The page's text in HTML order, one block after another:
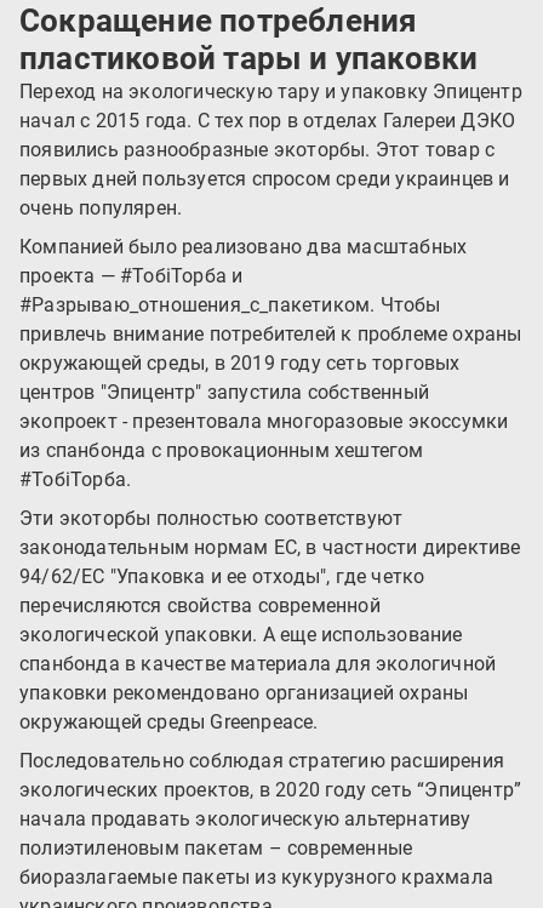
Сокращение потребления
пластиковой тары и упаковки
Переход на экологическую тару и упаковку Эпицентр
начал с 2015 года. С тех пор в отделах Галереи ДЭКО
появились разнообразные экоторбы. Этот товар с
первых дней пользуется спросом среди украинцев и
очень популярен.
Компанией было реализовано два масштабных
проекта — #ТобіТорба и
#Разрываю_отношения_с_пакетиком. Чтобы
привлечь внимание потребителей к проблеме охраны
окружающей среды, в 2019 году сеть торговых
центров "Эпицентр" запустила собственный
экопроект - презентовала многоразовые экоссумки
из спанбонда с провокационным хештегом
#ТобіТорба.
Эти экоторбы полностью соответствуют
законодательным нормам ЕС, в частности директиве
94/62/ЕС "Упаковка и ее отходы", где четко
перечисляются свойства современной
экологической упаковки. А еще использование
спанбонда в качестве материала для экологичной
упаковки рекомендовано организацией охраны
окружающей среды Greenpeace.
Последовательно соблюдая стратегию расширения
экологических проектов, в 2020 году сеть “Эпицентр”
начала продавать экологическую альтернативу
полиэтиленовым пакетам – современные
биоразлагаемые пакеты из кукурузного крахмала